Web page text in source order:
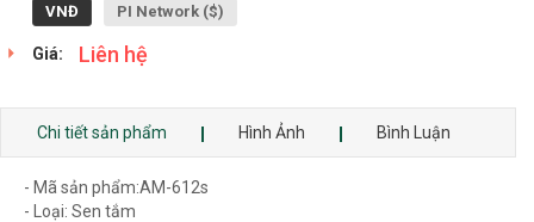
VNĐ PI Network ($)
Giá: Liên hệ
Chi tiết sản phẩm Hình Ảnh Bình Luận
- Mã sản phẩm:AM-612s
- Loại: Sen tắm